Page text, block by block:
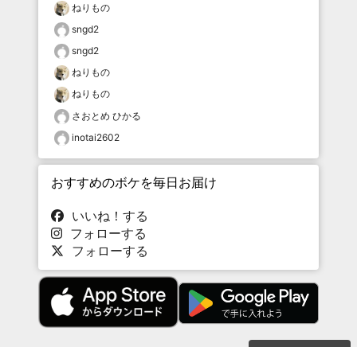
ねりもの
sngd2
sngd2
ねりもの
ねりもの
さおとめ ひかる
inotai2602
おすすめのボケを毎日お届け
いいね！する
フォローする
フォローする